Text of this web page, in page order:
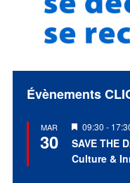
Évènements
MAR
30
Mis
en
avant
09:30 -
SAVE THE
Culture &